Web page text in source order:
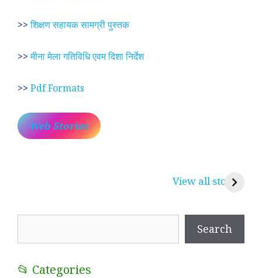
>>शिक्षण सहायक सामग्री पुस्तक
>>मीना मेला गतिविधि एवम दिशा निर्देश
>> Pdf Formats
Web Stories
View all stories
रामसा पीर, रुणेचा रा
Search
📂 Categories